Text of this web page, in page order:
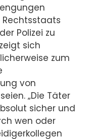
Rechtsstaats
Polizei zu
sich
zum
von
„Die Täter
sicher und
wen oder